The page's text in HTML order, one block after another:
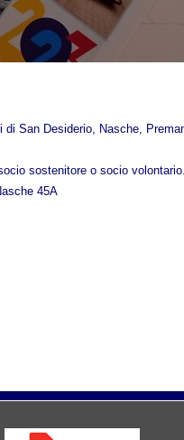
San Desiderio, Nasche,
sostenitore o socio volontario.
45A